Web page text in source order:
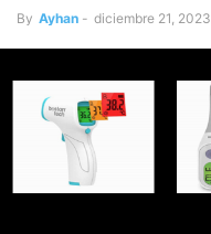
By Ayhan - diciembre 21, 2023